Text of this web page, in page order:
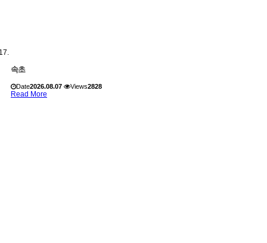
속초
Date2026.08.07 Views2828
Read More